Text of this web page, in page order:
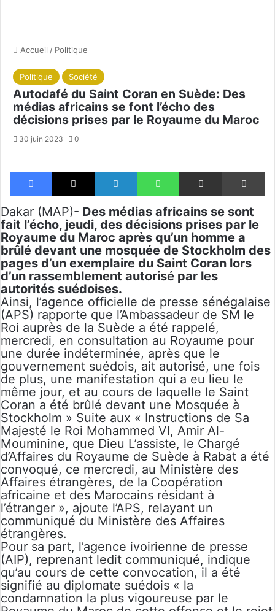
Accueil / Politique
Politique Société
Autodafé du Saint Coran en Suède: Des
médias africains se font l’écho des
décisions prises par le Royaume du Maroc
30 juin 2023 0
Facebook X Linkedin WhatsApp Partager par email
Dakar (MAP)- Des médias africains se sont
fait l’écho, jeudi, des décisions prises par le
Royaume du Maroc après qu’un homme a
brûlé devant une mosquée de Stockholm des
pages d’un exemplaire du Saint Coran lors
d’un rassemblement autorisé par les
autorités suédoises.
Ainsi, l’agence officielle de presse sénégalaise
(APS) rapporte que l’Ambassadeur de SM le
Roi auprès de la Suède a été rappelé,
mercredi, en consultation au Royaume pour
une durée indéterminée, après que le
gouvernement suédois, ait autorisé, une fois
de plus, une manifestation qui a eu lieu le
même jour, et au cours de laquelle le Saint
Coran a été brûlé devant une Mosquée à
Stockholm » Suite aux « Instructions de Sa
Majesté le Roi Mohammed VI, Amir Al-
Mouminine, que Dieu L’assiste, le Chargé
d’Affaires du Royaume de Suède à Rabat a été
convoqué, ce mercredi, au Ministère des
Affaires étrangères, de la Coopération
africaine et des Marocains résidant à
l’étranger », ajoute l’APS, relayant un
communiqué du Ministère des Affaires
étrangères.
Pour sa part, l’agence ivoirienne de presse
(AIP), reprenant ledit communiqué, indique
qu’au cours de cette convocation, il a été
signifié au diplomate suédois « la
condamnation la plus vigoureuse par le